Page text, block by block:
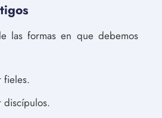
las formas en que debemos
fieles.
discípulos.